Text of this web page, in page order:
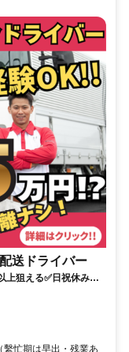
送ドライバー
上狙える✅日祝休み
忙期は早出・残業あ